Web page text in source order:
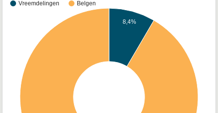
Vreemdelingen Belgen
8,4%